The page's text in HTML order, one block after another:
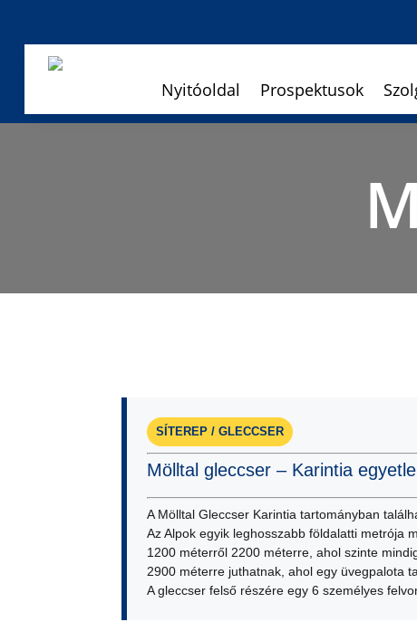
Nyitóoldal Prospektusok
SÍTEREP / GLECCSER
Mölltal gleccser – Karintia
A Mölltal Gleccser Karintia tartományban
Az Alpok egyik leghosszabb földalatti metrója
1200 méterről 2200 méterre, ahol szinte
2900 méterre juthatnak, ahol egy üvegpalota
A gleccser felső részére egy 6 személyes